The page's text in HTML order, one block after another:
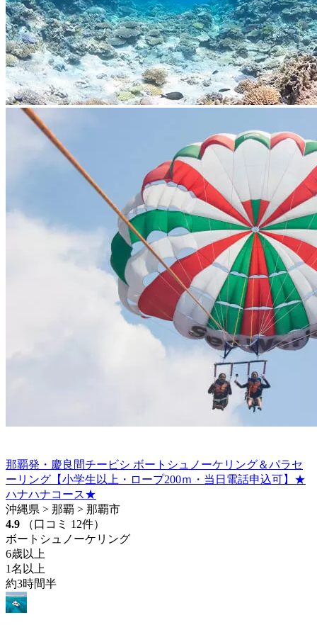
那覇発・慶良間チービシ ボートシュノーケリング＆パラセ
ーリング【小学生以上・ロープ200ｍ・当日電話申込可】★
ハナハナコース★
沖縄県 > 那覇 > 那覇市
4.9
（口コミ 12件）
ボートシュノーケリング
6歳以上
1名以上
約3時間半